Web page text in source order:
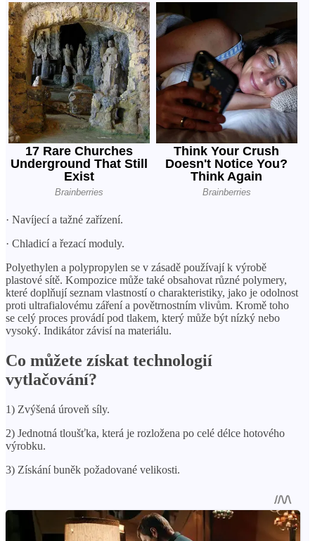
· Navíjecí a tažné zařízení.
· Chladicí a řezací moduly.
Polyethylen a polypropylen se v zásadě používají k výrobě
plastové sítě. Kompozice může také obsahovat různé polymery,
které doplňují seznam vlastností o charakteristiky, jako je odolnost
proti ultrafialovému záření a povětrnostním vlivům. Kromě toho
se celý proces provádí pod tlakem, který může být nízký nebo
vysoký. Indikátor závisí na materiálu.
Co můžete získat technologií
vytlačování?
1) Zvýšená úroveň síly.
2) Jednotná tloušťka, která je rozložena po celé délce hotového
výrobku.
3) Získání buněk požadované velikosti.